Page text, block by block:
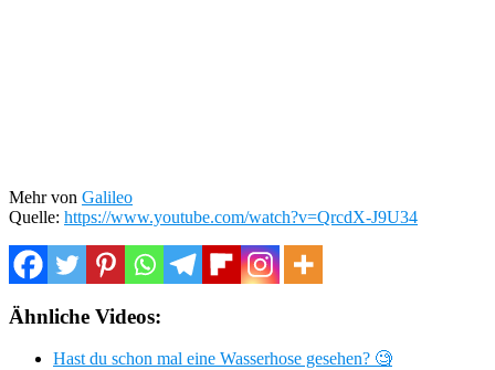
Mehr von Galileo
Quelle: https://www.youtube.com/watch?v=QrcdX-J9U34
Ähnliche Videos:
Hast du schon mal eine Wasserhose gesehen? 🧐